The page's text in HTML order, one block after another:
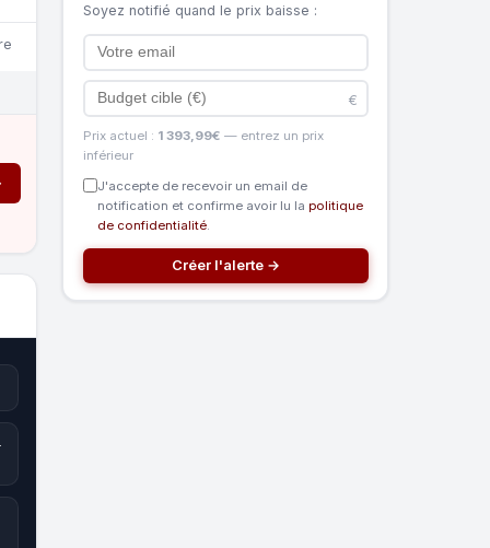
Soyez notifié quand le prix baisse :
€
Prix actuel : 1 393,99€ — entrez un prix
inférieur
J'accepte de recevoir un email de
notification et confirme avoir lu la politique
de confidentialité.
Créer l'alerte →